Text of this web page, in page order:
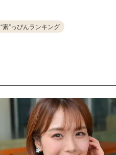
“素”っぴんランキング